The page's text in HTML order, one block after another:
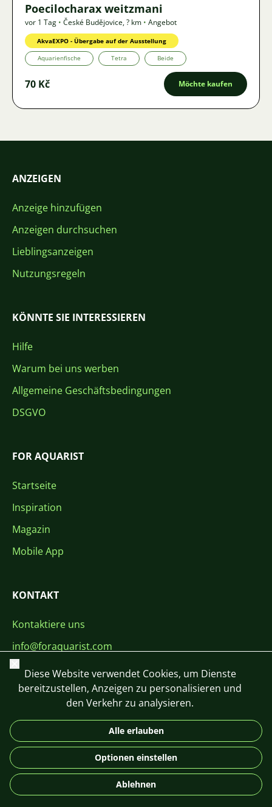
Poecilocharax weitzmani
vor 1 Tag • České Budějovice,? km • Angebot
AkvaEXPO - Übergabe auf der Ausstellung
Aquarienfische Tetra Beide
70 Kč Möchte kaufen
ANZEIGEN
Anzeige hinzufügen
Anzeigen durchsuchen
Lieblingsanzeigen
Nutzungsregeln
KÖNNTE SIE INTERESSIEREN
Hilfe
Warum bei uns werben
Allgemeine Geschäftsbedingungen
DSGVO
FOR AQUARIST
Startseite
Inspiration
Magazin
Mobile App
KONTAKT
Kontaktiere uns
info@foraquarist.com
+420 603 449 602
DE
© 2026 For Aquarist
Schließen
Diese Website verwendet Cookies, um Dienste
bereitzustellen, Anzeigen zu personalisieren und
den Verkehr zu analysieren.
Alle erlauben
Optionen einstellen
Ablehnen